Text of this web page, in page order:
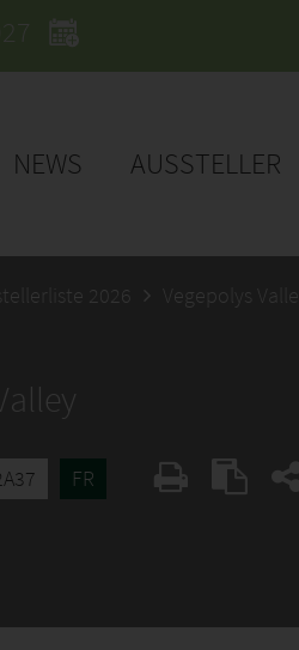
NEWS AUSSTELLER
2026 Vegepolys Valley
FR